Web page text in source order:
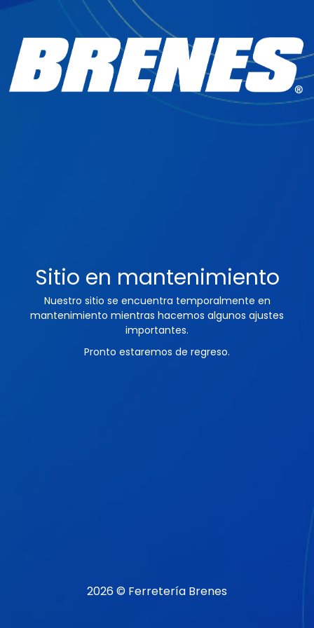
Sitio en mantenimiento
Nuestro sitio se encuentra temporalmente en
mantenimiento mientras hacemos algunos ajustes
importantes.
Pronto estaremos de regreso.
2026 © Ferretería Brenes